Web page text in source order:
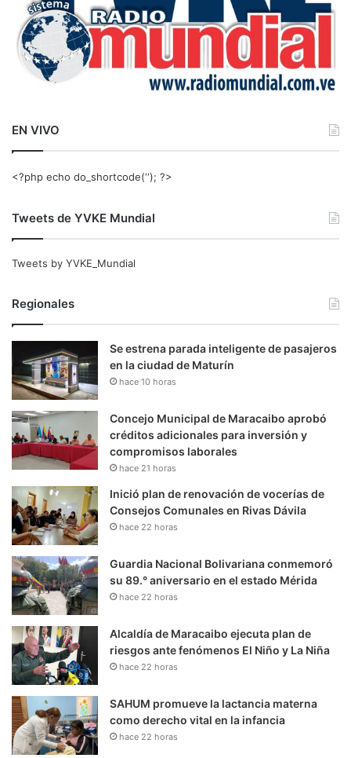
EN VIVO
<?php echo do_shortcode(‘‘); ?>
Tweets de YVKE Mundial
Tweets by YVKE_Mundial
Regionales
Se estrena parada inteligente de pasajeros
en la ciudad de Maturín
hace 10 horas
Concejo Municipal de Maracaibo aprobó
créditos adicionales para inversión y
compromisos laborales
hace 21 horas
Inició plan de renovación de vocerías de
Consejos Comunales en Rivas Dávila
hace 22 horas
Guardia Nacional Bolivariana conmemoró
su 89.° aniversario en el estado Mérida
hace 22 horas
Alcaldía de Maracaibo ejecuta plan de
riesgos ante fenómenos El Niño y La Niña
hace 22 horas
SAHUM promueve la lactancia materna
como derecho vital en la infancia
hace 22 horas